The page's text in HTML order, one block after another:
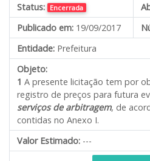
Status: Encerrada
Publicado em: 19/09/2017
Entidade: Prefeitura
Objeto:
1 A presente licitação tem por
registro de preços para futura
serviços de arbitragem, de
contidas no Anexo I.
Valor Estimado: ---